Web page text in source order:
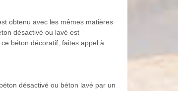
obtenu avec les mêmes matières
désactivé ou lavé est
béton décoratif, faites appel à
désactivé ou béton lavé par un